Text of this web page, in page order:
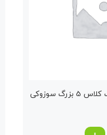
سنسور دنده عقب كلاس 5 بزرگ سوزوکی